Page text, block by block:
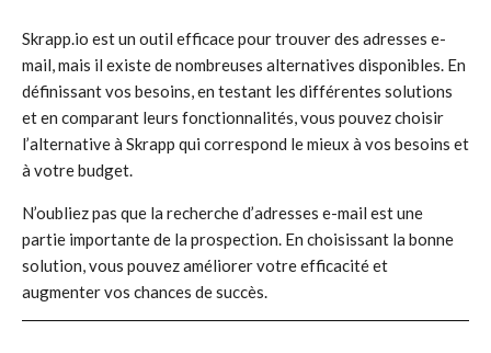
Skrapp.io est un outil efficace pour trouver des adresses e-
mail, mais il existe de nombreuses alternatives disponibles. En
définissant vos besoins, en testant les différentes solutions
et en comparant leurs fonctionnalités, vous pouvez choisir
l’alternative à Skrapp qui correspond le mieux à vos besoins et
à votre budget.
N’oubliez pas que la recherche d’adresses e-mail est une
partie importante de la prospection. En choisissant la bonne
solution, vous pouvez améliorer votre efficacité et
augmenter vos chances de succès.